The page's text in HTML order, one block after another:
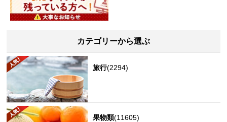
カテゴリーから選ぶ
旅行(2294)
果物類(11605)